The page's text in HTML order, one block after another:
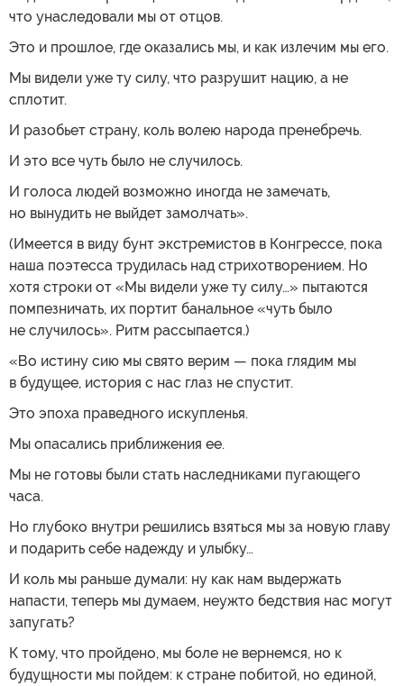
что унаследовали мы от отцов.
Это и прошлое, где оказались мы, и как излечим мы его.
Мы видели уже ту силу, что разрушит нацию, а не
сплотит.
И разобьет страну, коль волею народа пренебречь.
И это все чуть было не случилось.
И голоса людей возможно иногда не замечать,
но вынудить не выйдет замолчать».
(Имеется в виду бунт экстремистов в Конгрессе, пока
наша поэтесса трудилась над стрихотворением. Но
хотя строки от «Мы видели уже ту силу…» пытаются
помпезничать, их портит банальное «чуть было
не случилось». Ритм рассыпается.)
«Во истину сию мы свято верим — пока глядим мы
в будущее, история с нас глаз не спустит.
Это эпоха праведного искупленья.
Мы опасались приближения ее.
Мы не готовы были стать наследниками пугающего
часа.
Но глубоко внутри решились взяться мы за новую главу
и подарить себе надежду и улыбку…
И коль мы раньше думали: ну как нам выдержать
напасти, теперь мы думаем, неужто бедствия нас могут
запугать?
К тому, что пройдено, мы боле не вернемся, но к
будущности мы пойдем: к стране побитой, но единой,